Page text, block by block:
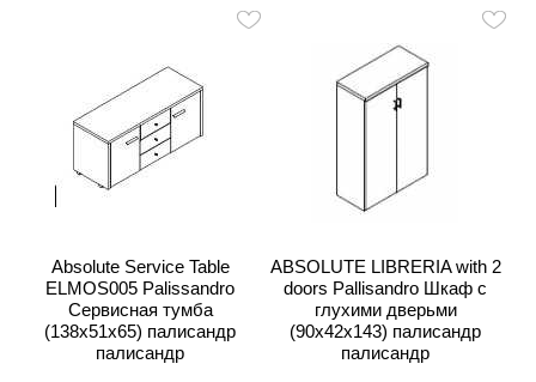
Absolute Service Table
ELMOS005 Palissandro
Cервисная тумба
(138х51х65) палисандр
палисандр
ABSOLUTE LIBRERIA with 2
doors Pallisandro Шкаф с
глухими дверьми
(90х42х143) палисандр
палисандр